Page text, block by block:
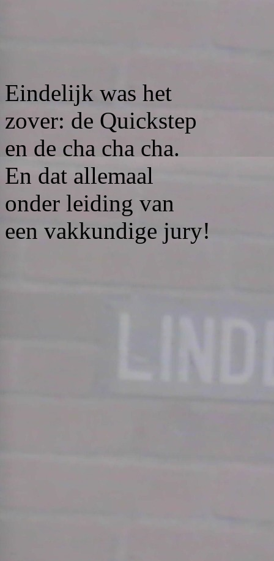
Eindelijk was het
zover: de Quickstep
en de cha cha cha.
En dat allemaal
onder leiding van
een vakkundige jury!